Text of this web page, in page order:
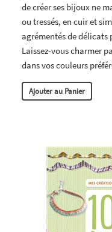
de créer ses bijoux ne
ou tressés, en cuir et
agrémentés de
Laissez-vous charmer
dans vos couleurs
Ajouter au Panier